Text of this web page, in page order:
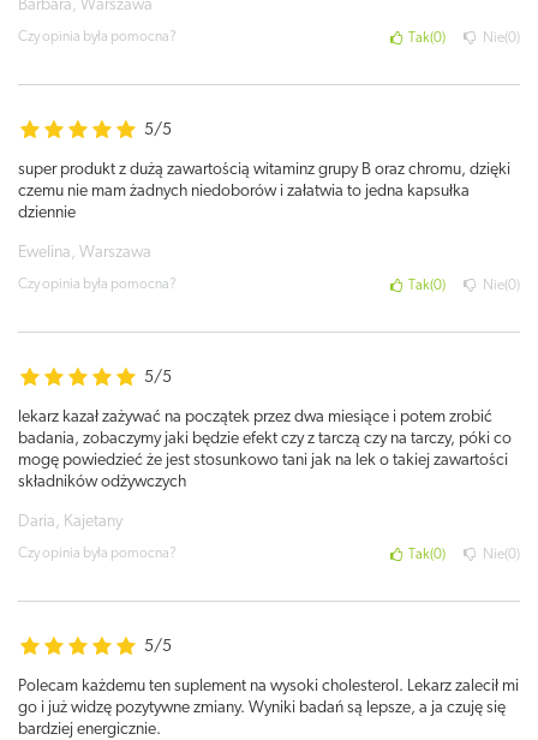
Barbara, Warszawa
Czy opinia była pomocna? Tak 0 Nie 0
5/5
super produkt z dużą zawartością witaminz grupy B oraz chromu, dzięki
czemu nie mam żadnych niedoborów i załatwia to jedna kapsułka
dziennie
Ewelina, Warszawa
Czy opinia była pomocna? Tak 0 Nie 0
5/5
lekarz kazał zażywać na początek przez dwa miesiące i potem zrobić
badania, zobaczymy jaki będzie efekt czy z tarczą czy na tarczy, póki co
mogę powiedzieć że jest stosunkowo tani jak na lek o takiej zawartości
składników odżywczych
Daria, Kajetany
Czy opinia była pomocna? Tak 0 Nie 0
5/5
Polecam każdemu ten suplement na wysoki cholesterol. Lekarz zalecił mi
go i już widzę pozytywne zmiany. Wyniki badań są lepsze, a ja czuję się
bardziej energicznie.